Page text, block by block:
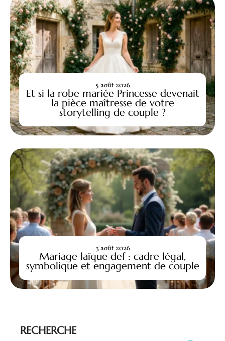
Et si la robe mariée Princesse devenait
la pièce maîtresse de votre
storytelling de couple ?
5 août 2026
Mariage laïque def : cadre légal,
symbolique et engagement de couple
3 août 2026
RECHERCHE